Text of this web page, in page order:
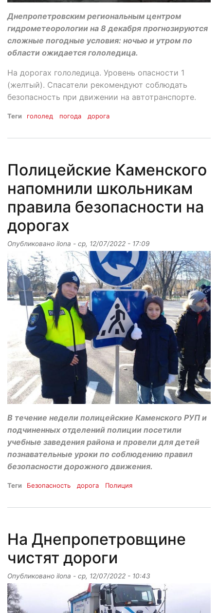
Днепропетровским региональным центром
гидрометеорологии на 8 декабря прогнозируются
сложные погодные условия: ночью и утром по
области ожидается гололедица.
На дорогах гололедица. Уровень опасности 1
(желтый). Спасатели рекомендуют соблюдать
безопасность при движении на автотранспорте.
Теги гололед погода дорога
Полицейские Каменского
напомнили школьникам
правила безопасности на
дорогах
Опубликовано ilona - ср, 12/07/2022 - 17:09
В течение недели полицейские Каменского РУП и
подчиненных отделений полиции посетили
учебные заведения района и провели для детей
познавательные уроки по соблюдению правил
безопасности дорожного движения.
Теги Безопасность дорога Полиция
На Днепропетровщине
чистят дороги
Опубликовано ilona - ср, 12/07/2022 - 10:43